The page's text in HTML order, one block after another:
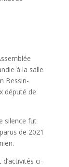
à la salle
Bessin-
député de
silence fut
de 2021
ci-